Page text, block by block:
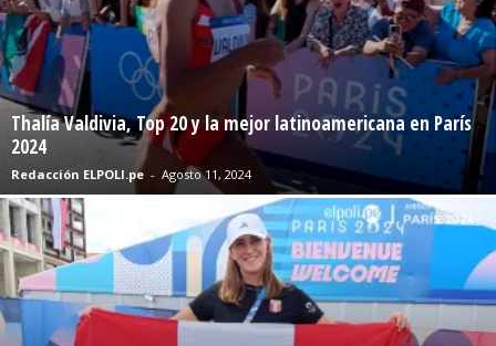
Thalía Valdivia, Top 20 y la mejor latinoamericana en París
2024
Redacción ELPOLI.pe - Agosto 11, 2024